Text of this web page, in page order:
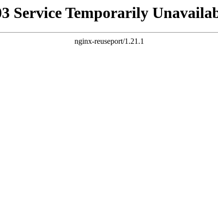
Service Temporarily
nginx-reuseport/1.21.1